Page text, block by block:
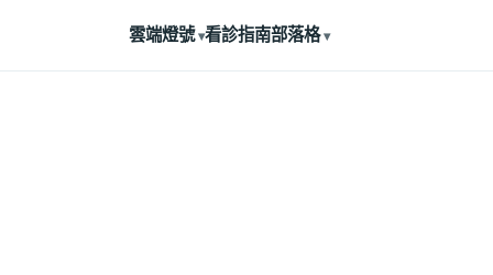
雲端燈號 看診指南部落格